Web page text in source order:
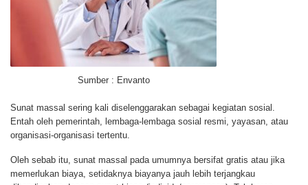
Sumber : Envanto
Sunat massal sering kali diselenggarakan sebagai kegiatan sosial.
Entah oleh pemerintah, lembaga-lembaga sosial resmi, yayasan, atau
organisasi-organisasi tertentu.
Oleh sebab itu, sunat massal pada umumnya bersifat gratis atau jika
memerlukan biaya, setidaknya biayanya jauh lebih terjangkau